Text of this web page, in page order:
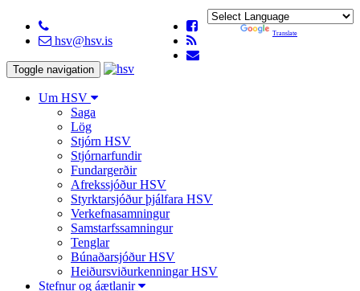
hsv@hsv.is
Translate
Toggle navigation
Um HSV
Saga
Lög
Stjórn HSV
Stjórnarfundir
Fundargerðir
Afrekssjóður HSV
Styrktarsjóður þjálfara HSV
Verkefnasamningur
Samstarfssamningur
Tenglar
Búnaðarsjóður HSV
Heiðursviðurkenningar HSV
Stefnur og áætlanir